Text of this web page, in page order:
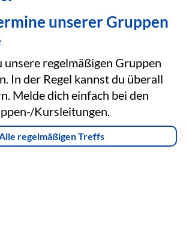
unserer Gruppen
unsere regelmäßigen Gruppen
In der Regel kannst du überall
Melde dich einfach bei den
Kursleitungen.
Alle regelmäßigen Treffs